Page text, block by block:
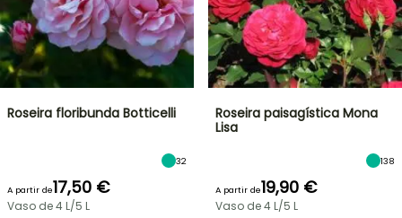
Roseira floribunda Botticelli
32
A partir de17,50 €
Vaso de 4 L/5 L
Roseira paisagística Mona
Lisa
138
A partir de19,90 €
Vaso de 4 L/5 L